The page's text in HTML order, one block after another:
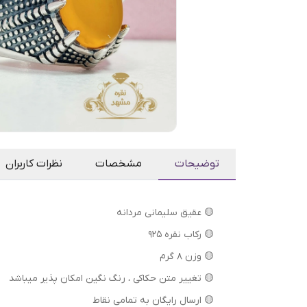
توضیحات مشخصات نظرات کاربران
🟡 عقیق سلیمانی مردانه
🟡 رکاب نقره 925
🟡 وزن 8 گرم
⁦⁩🟡 تغییر متن حکاکی ، رنگ نگین امکان پذیر میباشد
🟡 ارسال رایگان به تمامی نقاط